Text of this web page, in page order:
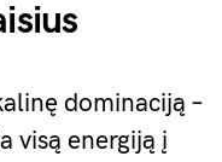
dominaciją –
visą energiją į